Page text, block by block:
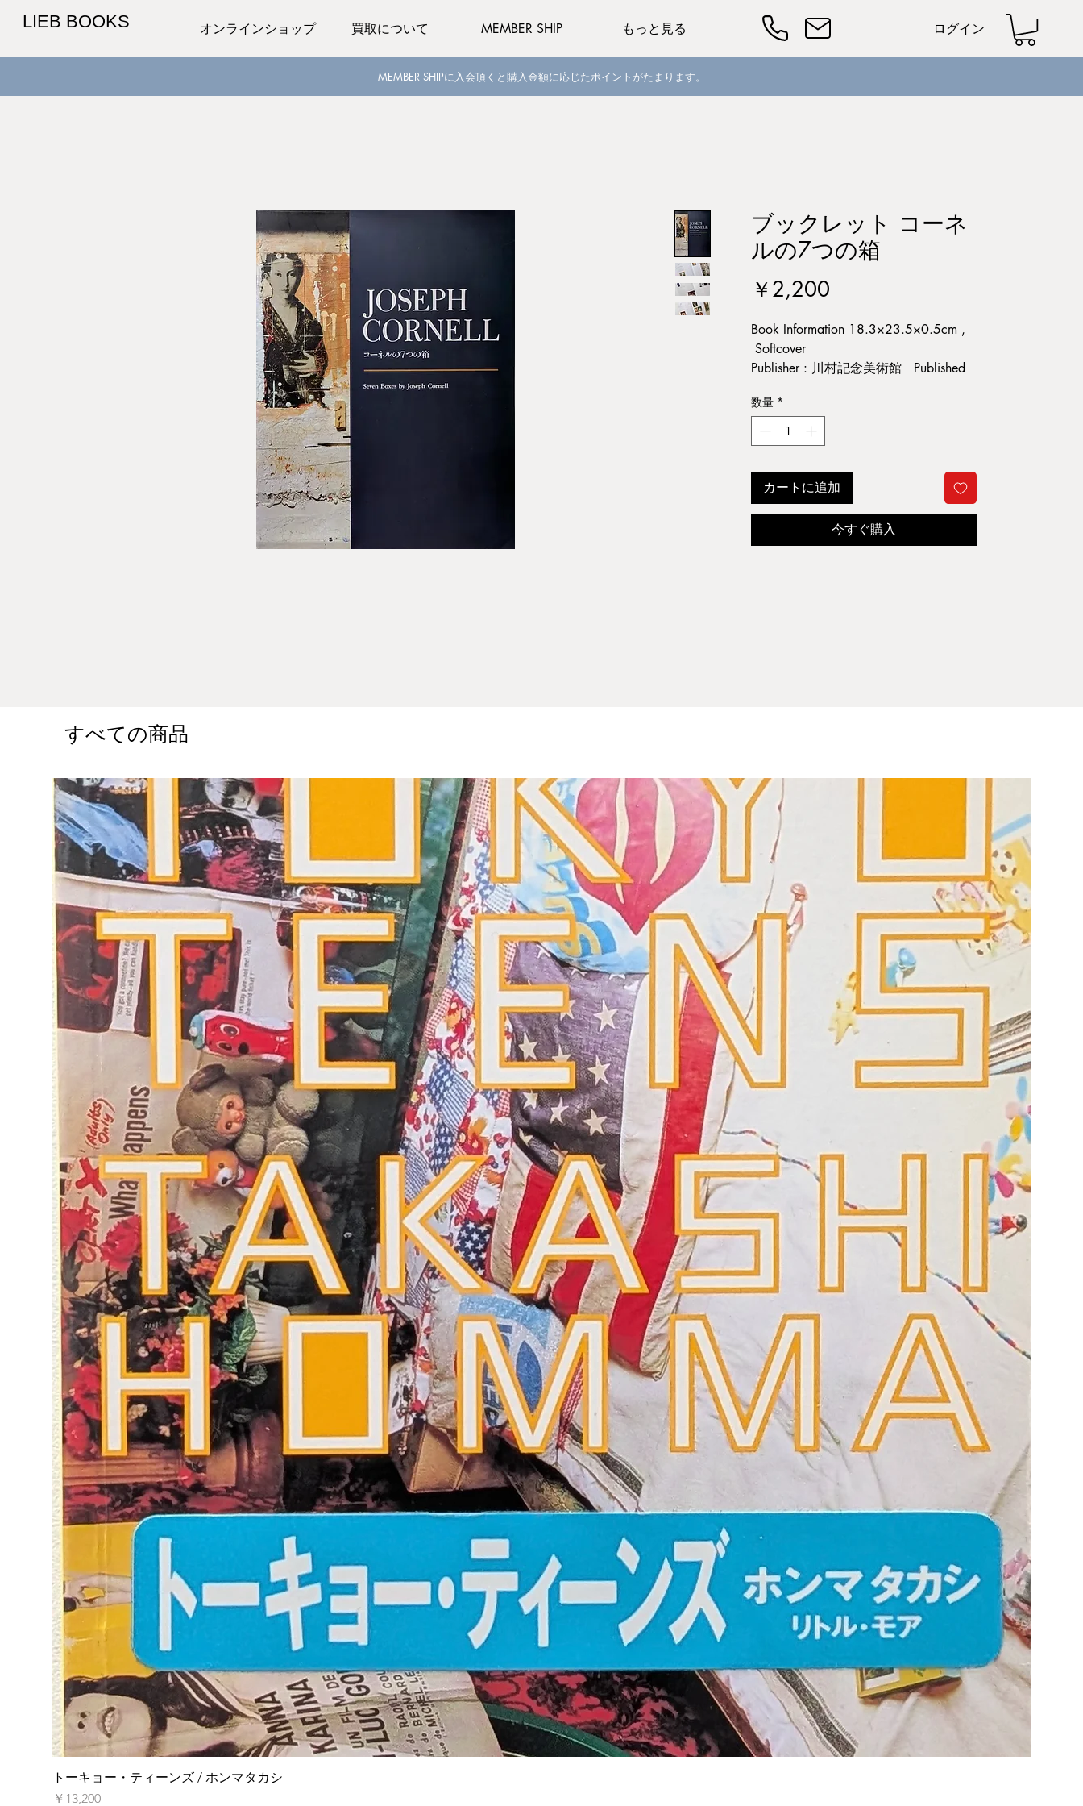
LIEB BOOKS オンラインショップ 買取について MEMBER SHIP もっと見る ログイン
MEMBER SHIPに入会頂くと購入金額に応じたポイントがたまります。
ブックレット コーネ
ルの7つの箱
￥2,200
格
Book Information 18.3×23.5×0.5cm ,
Softcover
Publisher : 川村記念美術館 Published
Condition : 若干開き癖。小ヤケ・スレ
汚れ。縁・角痛み。その他経年並
A2
ジャンル: 美術
当店ではジョセフ・コーネルの画集・
数量 *
カートに追加
今すぐ購入
すべての商品
トーキョー・ティーンズ / ホンマタカシ
価格
￥13,200
平凡パ